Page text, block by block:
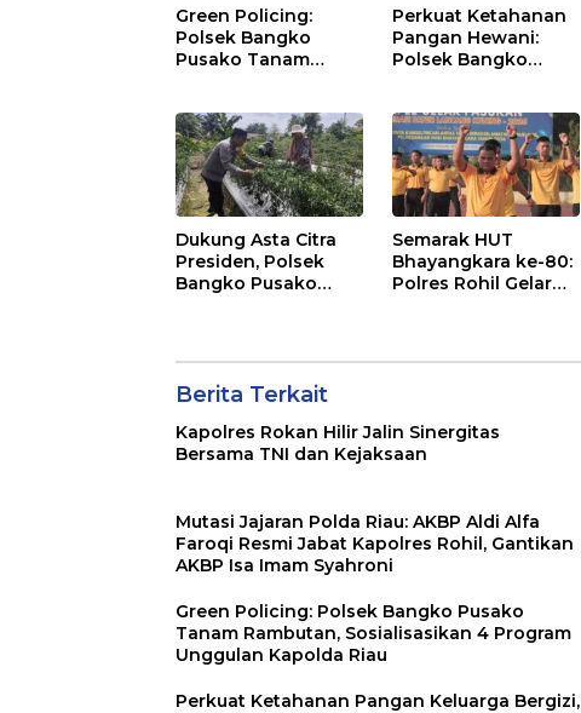
Green Policing:
Polsek Bangko
Pusako Tanam
Program Unggulan
Kapolda Riau
Perkuat Ketahanan
Pangan Hewani:
Polsek Bangko
Bangko Makmur
Dukung Asta Citra
Presiden, Polsek
Bangko Pusako
Semarak HUT
Bhayangkara ke-80:
Polres Rohil Gelar
Berita Terkait
Kapolres Rokan Hilir Jalin Sinergitas
Bersama TNI dan Kejaksaan
Mutasi Jajaran Polda Riau: AKBP Aldi Alfa
Faroqi Resmi Jabat Kapolres Rohil, Gantikan
AKBP Isa Imam Syahroni
Green Policing: Polsek Bangko Pusako
Tanam Rambutan, Sosialisasikan 4 Program
Unggulan Kapolda Riau
Perkuat Ketahanan Pangan Keluarga Bergizi,